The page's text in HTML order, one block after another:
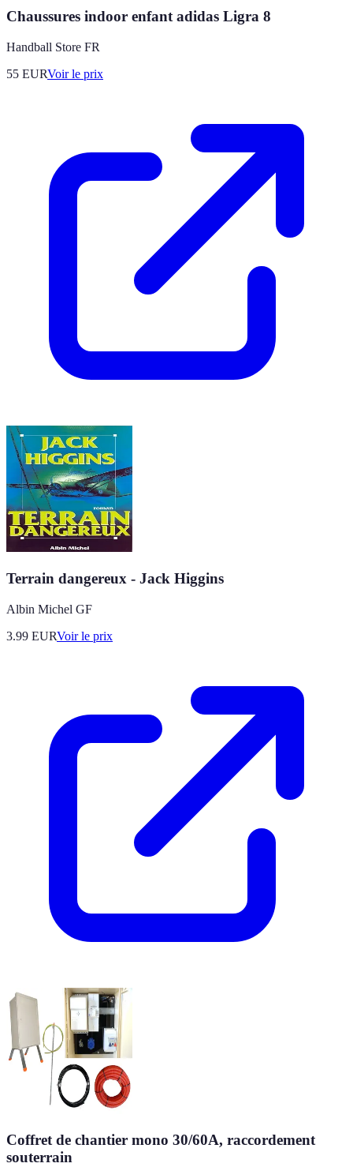
Chaussures indoor enfant adidas Ligra 8
Handball Store FR
55 EURVoir le prix
Terrain dangereux - Jack Higgins
Albin Michel GF
3.99 EURVoir le prix
Coffret de chantier mono 30/60A, raccordement
souterrain